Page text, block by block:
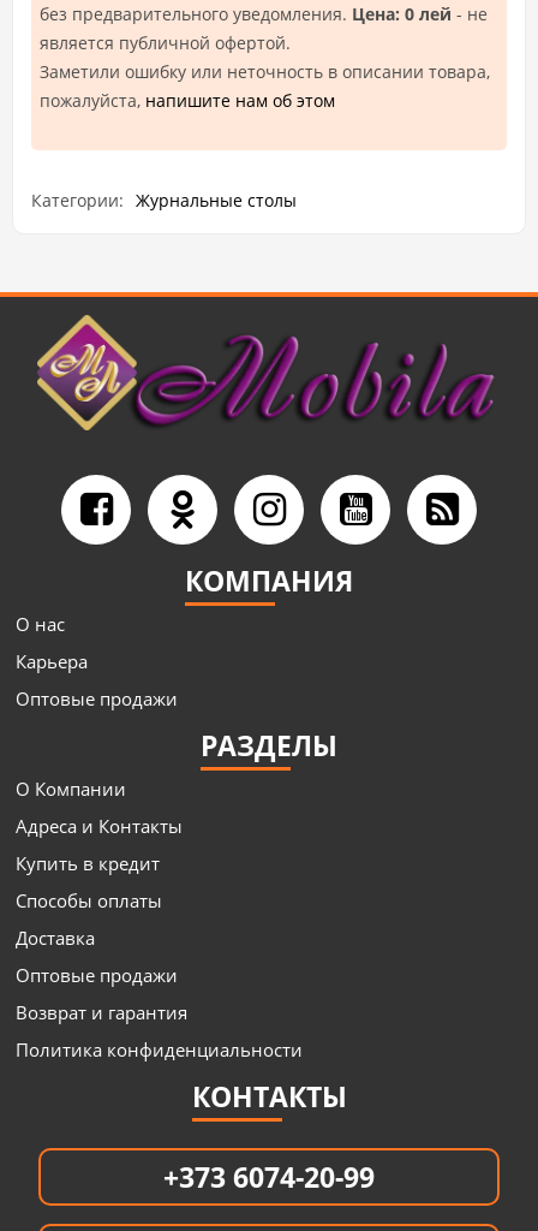
без предварительного уведомления. Цена: 0 лей - не
является публичной офертой.
Заметили ошибку или неточность в описании товара,
пожалуйста, напишите нам об этом
Категории: Журнальные столы
КОМПАНИЯ
О нас
Карьера
Оптовые продажи
РАЗДЕЛЫ
О Компании
Адреса и Контакты
Купить в кредит
Способы оплаты
Доставка
Оптовые продажи
Возврат и гарантия
Политика конфиденциальности
КОНТАКТЫ
+373 6074-20-99